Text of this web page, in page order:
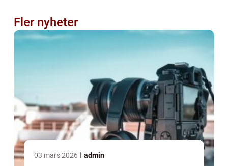
Fler nyheter
03 mars 2026 admin